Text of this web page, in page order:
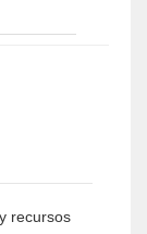
recursos